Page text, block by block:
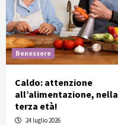
Benessere
Caldo: attenzione
all’alimentazione, nella
terza età!
24 luglio 2026